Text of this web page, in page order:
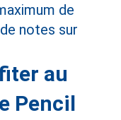
au
Pencil